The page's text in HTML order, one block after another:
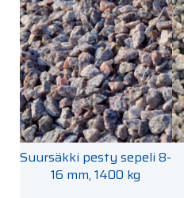
Suursäkki pesty sepeli 8-
16 mm, 1400 kg